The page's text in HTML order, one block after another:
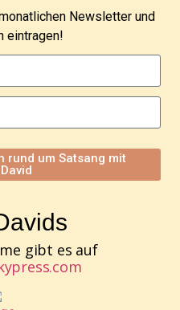
Newsletter und
eintragen!
rund um Satsang mit
gibt es auf